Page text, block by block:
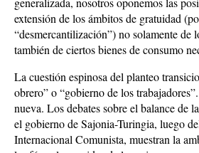
extensión de los ámbitos de gratuidad
“desmercantilización”) no solamente de
también de ciertos bienes de consumo
La cuestión espinosa del planteo
obrero” o “gobierno de los
nueva. Los debates sobre el balance de
el gobierno de Sajonia-Turingia, luego
Internacional Comunista, muestran la